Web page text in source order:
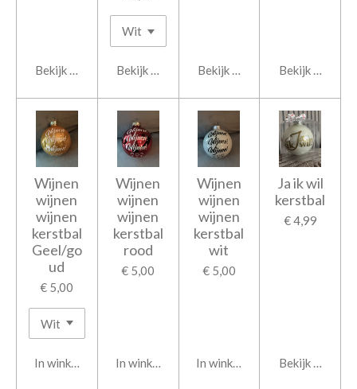
Bekijk details Bekijk details Bekijk details Bekijk details
Wijnen
wijnen
wijnen
kerstbal
Geel/go
ud
€ 5,00
In winkelwagen
Wijnen
wijnen
wijnen
kerstbal
rood
€ 5,00
In winkelwagen
Wijnen
wijnen
wijnen
kerstbal
wit
€ 5,00
In winkelwagen
Ja ik wil
kerstbal
€ 4,99
Bekijk details